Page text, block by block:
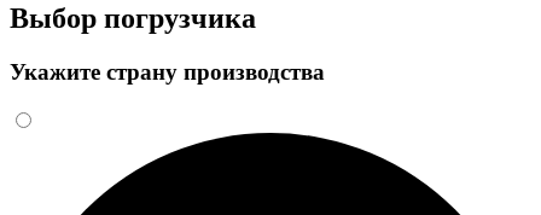
Выбор погрузчика
Укажите страну производства